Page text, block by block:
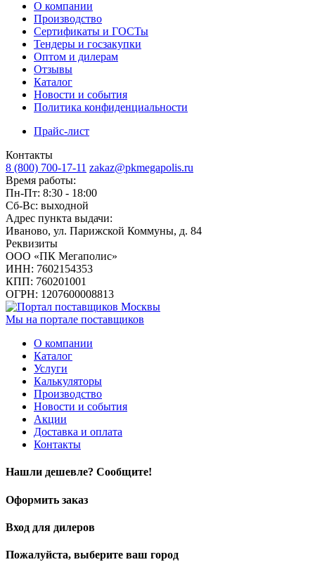
О компании
Производство
Сертификаты и ГОСТы
Тендеры и госзакупки
Оптом и дилерам
Отзывы
Каталог
Новости и события
Политика конфиденциальности
Прайс-лист
Контакты
8 (800) 700-17-11 zakaz@pkmegapolis.ru
Время работы:
Пн-Пт: 8:30 - 18:00
Сб-Вс: выходной
Адрес пункта выдачи:
Иваново, ул. Парижской Коммуны, д. 84
Реквизиты
ООО «ПК Мегаполис»
ИНН: 7602154353
КПП: 760201001
ОГРН: 1207600008813
Мы на портале поставщиков
О компании
Каталог
Услуги
Калькуляторы
Производство
Новости и события
Акции
Доставка и оплата
Контакты
Нашли дешевле? Сообщите!
Оформить заказ
Вход для дилеров
Пожалуйста, выберите ваш город